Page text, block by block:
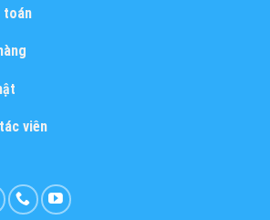
toán
viên